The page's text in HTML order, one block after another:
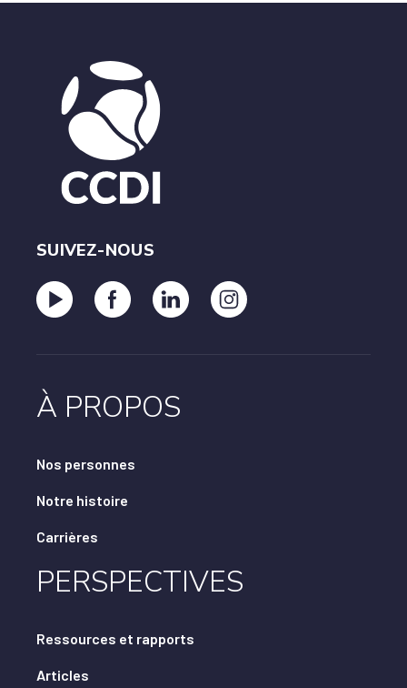
SUIVEZ-NOUS
À PROPOS
Nos personnes
Notre histoire
Carrières
PERSPECTIVES
Ressources et rapports
Articles